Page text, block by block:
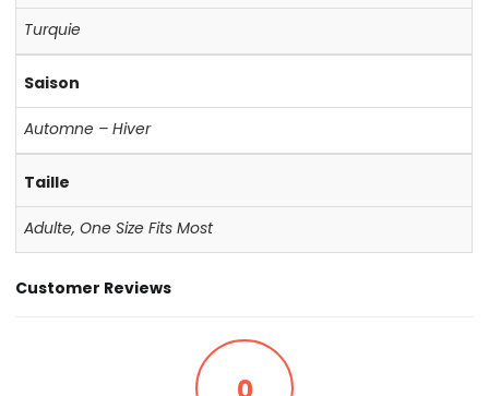
Turquie
Saison
Automne – Hiver
Taille
Adulte,One Size Fits Most
Customer Reviews